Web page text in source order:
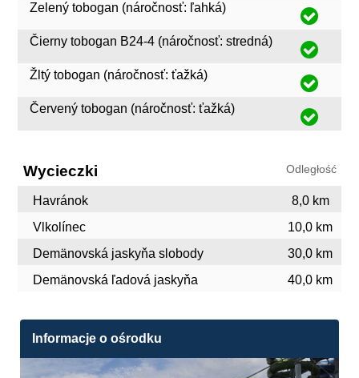
Zelený tobogan (náročnosť: ľahká)
Čierny tobogan B24-4 (náročnosť: stredná)
Žltý tobogan (náročnosť: ťažká)
Červený tobogan (náročnosť: ťažká)
Wycieczki Odległość
Havránok
8,0 km
Vlkolínec
10,0 km
Demänovská jaskyňa slobody
30,0 km
Demänovská ľadová jaskyňa
40,0 km
Informacje o ośrodku